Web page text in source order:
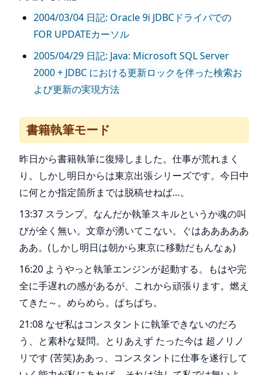
2004/03/04 日記: Oracle 9i JDBCドライバでの
FOR UPDATEカーソル
2005/04/29 日記: Java: Microsoft SQL Server
2000 + JDBC における更新ロックを伴った検索お
よび更新の実現方法
書籍執筆モード
昨日から書籍執筆に復帰しました。仕事が荒れまく
り。しかし明日からは東京出張シリーズです。今日中
に何とか指定箇所までは脱稿せねば…。
13:37 スランプ。なんだか執筆スキルというか魂の叫
びが全く無い。文章が湧いてこない。ぐはあああああ
ああ。(しかし明日は朝から東京に移動だもんなぁ)
16:20 ようやっと執筆エンジンが起動する。もはや完
全に手遅れの感があるが、これから頑張ります。燃え
てきた～。めらめら。ぱちぱち。
21:08 なぜ私はコンスタントに執筆できないのだろ
う、と素朴な疑問。とりあえず たった今は 超ノリノ
リです (苦笑)ああっ、コンスタントに仕事を遂行して